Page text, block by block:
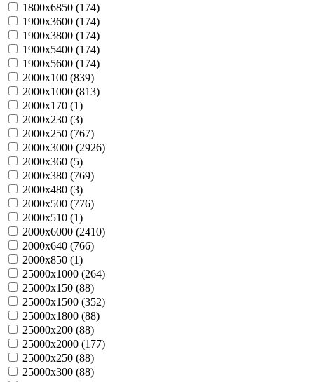
1800х6850 (174)
1900х3600 (174)
1900х3800 (174)
1900х5400 (174)
1900х5600 (174)
2000х100 (839)
2000х1000 (813)
2000х170 (1)
2000х230 (3)
2000х250 (767)
2000х3000 (2926)
2000х360 (5)
2000х380 (769)
2000х480 (3)
2000х500 (776)
2000х510 (1)
2000х6000 (2410)
2000х640 (766)
2000х850 (1)
25000х1000 (264)
25000х150 (88)
25000х1500 (352)
25000х1800 (88)
25000х200 (88)
25000х2000 (177)
25000х250 (88)
25000х300 (88)